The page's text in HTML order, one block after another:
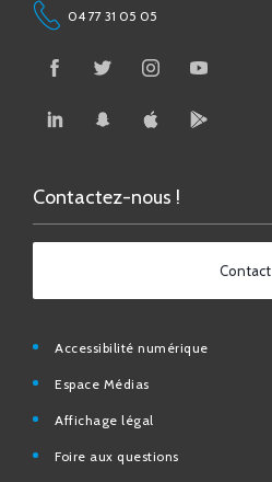
04 77 31 05 05
Contactez-nous !
Contact
Accessibilité numérique
Espace Médias
Affichage légal
Foire aux questions